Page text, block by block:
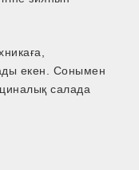
екен. Сонымен
салада